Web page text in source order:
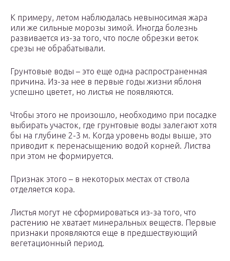
К примеру, летом наблюдалась невыносимая жара
или же сильные морозы зимой. Иногда болезнь
развивается из-за того, что после обрезки веток
срезы не обрабатывали.
Грунтовые воды – это еще одна распространенная
причина. Из-за нее в первые годы жизни яблоня
успешно цветет, но листья не появляются.
Чтобы этого не произошло, необходимо при посадке
выбирать участок, где грунтовые воды залегают хотя
бы на глубине 2-3 м. Когда уровень воды выше, это
приводит к перенасыщению водой корней. Листва
при этом не формируется.
Признак этого – в некоторых местах от ствола
отделяется кора.
Листья могут не сформироваться из-за того, что
растению не хватает минеральных веществ. Первые
признаки проявляются еще в предшествующий
вегетационный период.